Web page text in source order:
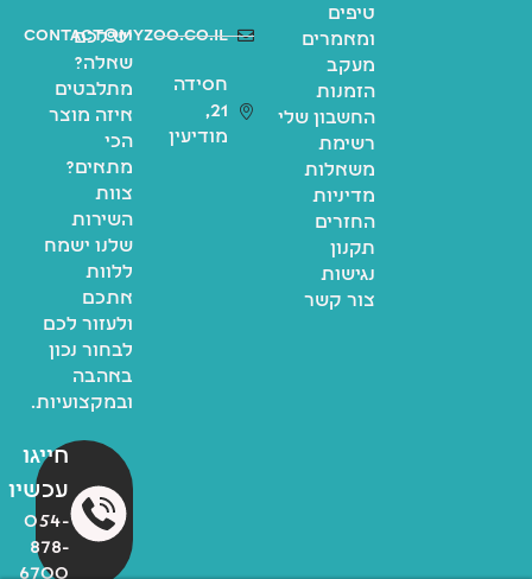
טיפים
ומאמרים
מעקב
הזמנות
החשבון שלי
רשימת
משאלות
מדיניות
החזרים
תקנון
נגישות
צור קשר
contact@myzoo.co.il
חסידה
21,
מודיעין
יש לכם
שאלה?
מתלבטים
איזה מוצר
הכי
מתאים?
צוות
השירות
שלנו ישמח
ללוות
אתכם
ולעזור לכם
לבחור נכון
באהבה
ובמקצועיות.
חייגו
עכשיו
054-
878-
6700